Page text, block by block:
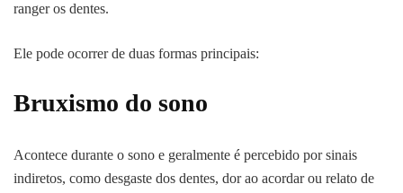
ranger os dentes.
Ele pode ocorrer de duas formas principais:
Bruxismo do sono
Acontece durante o sono e geralmente é percebido por sinais
indiretos, como desgaste dos dentes, dor ao acordar ou relato de